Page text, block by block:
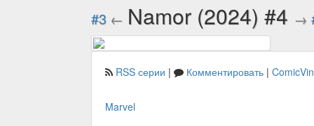
#3 ← Namor (2024) #4 →
RSS серии | Комментировать |
Marvel